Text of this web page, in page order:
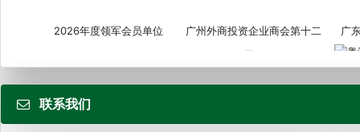
2026年度领军会员单位
广州外商投资企业商会第十二
届...
广
联系我们